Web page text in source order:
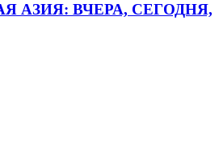
АЗИЯ: ВЧЕРА, СЕГОДНЯ,